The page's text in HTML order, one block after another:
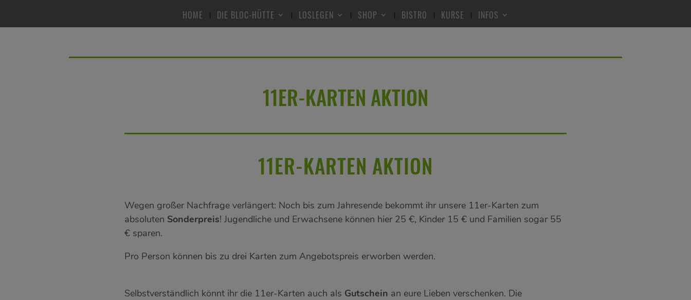
HOME DIE BLOC-HÜTTE LOSLEGEN SHOP BISTRO KURSE INFOS
11ER-KARTEN AKTION
11ER-KARTEN AKTION
Wegen großer Nachfrage verlängert: Noch bis zum Jahresende bekommt ihr unsere 11er-Karten zum
absoluten Sonderpreis! Jugendliche und Erwachsene können hier 25 €, Kinder 15 € und Familien sogar 55
€ sparen.
Pro Person können bis zu drei Karten zum Angebotspreis erworben werden.
Selbstverständlich könnt ihr die 11er-Karten auch als Gutschein an eure Lieben verschenken. Die